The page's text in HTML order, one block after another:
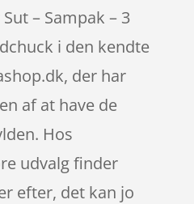
– Sampak – 3
i den kendte
der har
af at have de
Hos
udvalg finder
efter, det kan jo